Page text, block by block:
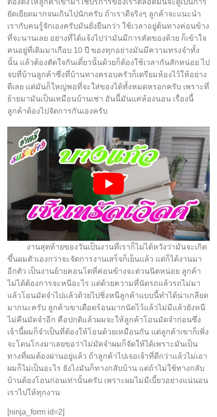
ต้องดึงให้ลูกค้าเขามาใช้บริการของเราตลอดมันจะดูเป็นการ
ยัดเยียดมากจนเกินไปนักครับ ถ้าเราดีจริงๆ ลูกค้าจะแนะนำ
เรากับคนรู้จักเองครับมันยั่งยืนกว่า ใช้เวลาอยู่ต้นทางค่อนข้าง
ที่จะนานเลย อย่างที่ได้แจ้งไปว่ามันมีการคัดของด้วย ก็เข้าใจ
คนอยู่ที่เดิมมาเกือบ 10 ปี ของทุกอย่างมันมีความทรงจำทั้ง
นั้น แล้วต้องตัดใจกันเดี๋ยวนั้นด้วยก็ต้องใช้เวลากันสักหน่อย ไป
จบที่บ้านลูกค้าซึ่งที่บ้านทางครอบครัวก็เตรียมห้องไว้ให้อย่าง
ดีเลย แต่มันก็ใหญ่พอที่จะใส่ของได้ทั้งหมดหรอกครับ เพราะที่
ย้ายมามันเป็นเหมือนบ้านเช่า อันนี้มันแค่ห้องนอน เรื่องนี้
ลูกค้าต้องไปจัดการกันเองครับ
งานสุดท้ายของวันเป็นงานที่เราก็ไม่ได้หวังว่ามันจะเกิด
ขึ้นผมตัวเองกว่าจะจัดการงานเสร็จก็เย็นแล้ว แต่ก็ได้งานมา
อีกตัว เป็นงานย้ายคอนโดที่ค่อนข้างจะด่วนนิดหน่อย ลูกค้า
ไม่ได้ต้องการจะหนีอะไร แต่ด้วยความที่นัดรถแล้วรถไม่มา
แล้วโอนมัดจำไปแล้วด้วยไปชิ่งหนีลูกค้าแบบนี้ทำได้น่าเกลียด
มากนะครับ ลูกค้าเขาเดือดร้อนมากนัดไว้แล้วไม่มีแล้วยังหนี
ไม่คืนมัดจำอีก คือปกติแล้วผมจะให้ลูกค้าโอนมัดจำก่อนซึ่ง
เจ้านี้ผมก็จำเป็นที่ต้องให้โอนด้วยเหมือนกัน แต่ลูกค้าเขาก็เพิ่ง
จะโดนโกงมาเลยขอว่าไม่มัดจำผมก็จัดให้ได้เพราะมันเป็น
ทางที่ผมต้องผ่านอยู่แล้ว ถ้าลูกค้าไปเจอเจ้าที่ดีกว่าแล้วไม่เอา
ผมก็ไม่เป็นอะไร ยังไงมันก็ทางกลับบ้าน แต่ถ้าไม่ใช้ทางกลับ
บ้านต้องโอนก่อนเท่านั้นครับ เพราะผมไม่มีเบี้ยวอย่างแน่นอน
เราไปให้ทุกงาน
[ninja_form id=2]